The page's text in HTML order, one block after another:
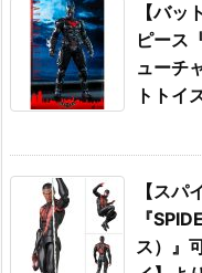
【バ
ピース
ューチ
トトイ
【スパ
『
ス）』